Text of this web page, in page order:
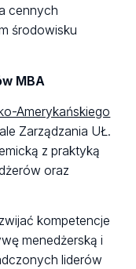
cennych
środowisku
MBA
Amerykańskiego
Zarządzania UŁ.
z praktyką
oraz
kompetencje
menedżerską i
liderów